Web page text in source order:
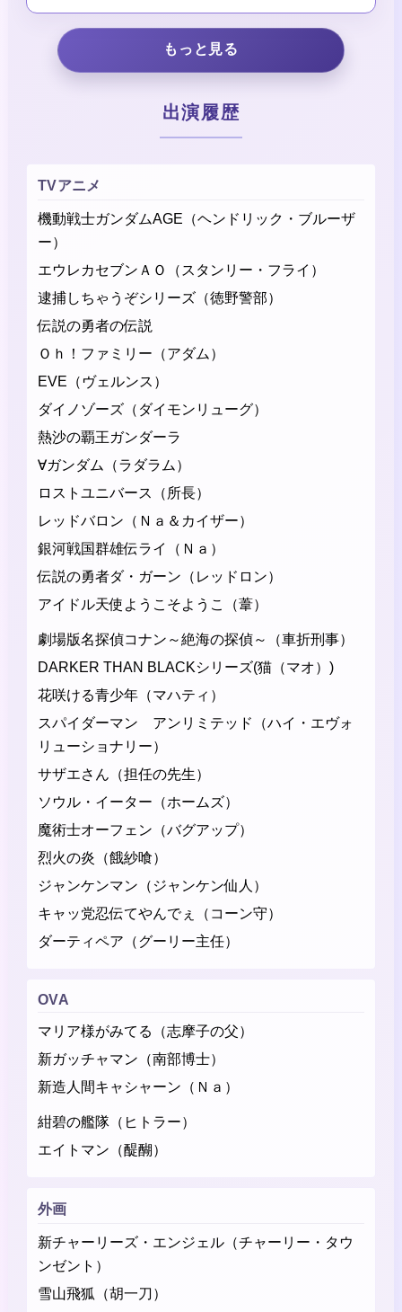
もっと見る
出演履歴
TVアニメ
機動戦士ガンダムAGE（ヘンドリック・ブルーザ
ー）
エウレカセブンＡＯ（スタンリー・フライ）
逮捕しちゃうぞシリーズ（徳野警部）
伝説の勇者の伝説
Ｏｈ！ファミリー（アダム）
EVE（ヴェルンス）
ダイノゾーズ（ダイモンリューグ）
熱沙の覇王ガンダーラ
∀ガンダム（ラダラム）
ロストユニバース（所長）
レッドバロン（Ｎａ＆カイザー）
銀河戦国群雄伝ライ（Ｎａ）
伝説の勇者ダ・ガーン（レッドロン）
アイドル天使ようこそようこ（葦）
劇場版名探偵コナン～絶海の探偵～（車折刑事）
DARKER THAN BLACKシリーズ(猫（マオ）)
花咲ける青少年（マハティ）
スパイダーマン アンリミテッド（ハイ・エヴォ
リューショナリー）
サザエさん（担任の先生）
ソウル・イーター（ホームズ）
魔術士オーフェン（バグアップ）
烈火の炎（餓紗喰）
ジャンケンマン（ジャンケン仙人）
キャッ党忍伝てやんでぇ（コーン守）
ダーティペア（グーリー主任）
OVA
マリア様がみてる（志摩子の父）
新ガッチャマン（南部博士）
新造人間キャシャーン（Ｎａ）
紺碧の艦隊（ヒトラー）
エイトマン（醍醐）
外画
新チャーリーズ・エンジェル（チャーリー・タウ
ンゼント）
雪山飛狐（胡一刀）